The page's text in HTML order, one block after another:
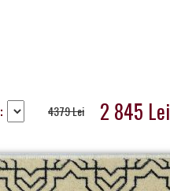
4379 Lei 2 845 Lei